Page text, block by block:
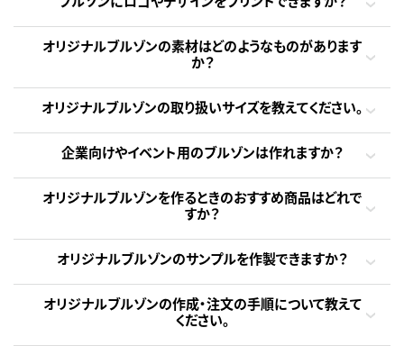
オリジナルブルゾンの素材はどのようなものがあります
か？
オリジナルブルゾンの取り扱いサイズを教えてください。
企業向けやイベント用のブルゾンは作れますか？
オリジナルブルゾンを作るときのおすすめ商品はどれで
すか？
オリジナルブルゾンのサンプルを作製できますか？
オリジナルブルゾンの作成・注文の手順について教えて
ください。